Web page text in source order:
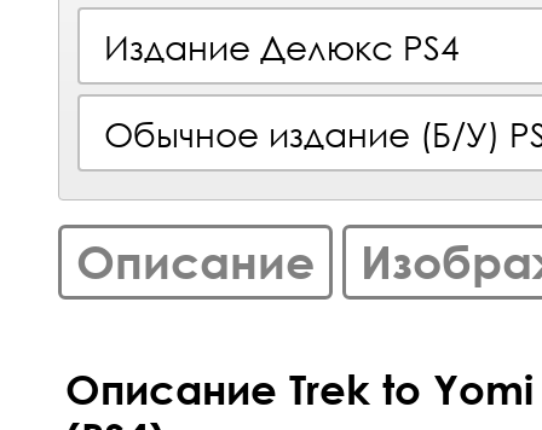
Издание Делюкс PS4
Обычное издание (Б/У)
Описание
Описание Trek to